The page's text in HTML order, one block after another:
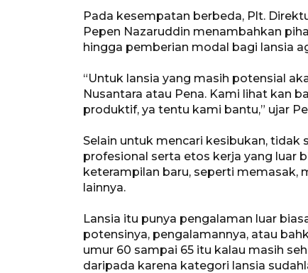
Pada kesempatan berbeda, Plt.
Pepen Nazaruddin menambahkan
hingga pemberian modal bagi lansia
“Untuk lansia yang masih potensial
Nusantara atau Pena. Kami lihat kan
produktif, ya tentu kami bantu,” ujar
Selain untuk mencari kesibukan,
profesional serta etos kerja yang luar
keterampilan baru, seperti memasak,
lainnya.
Lansia itu punya pengalaman luar
potensinya, pengalamannya, atau
umur 60 sampai 65 itu kalau masih
daripada karena kategori lansia